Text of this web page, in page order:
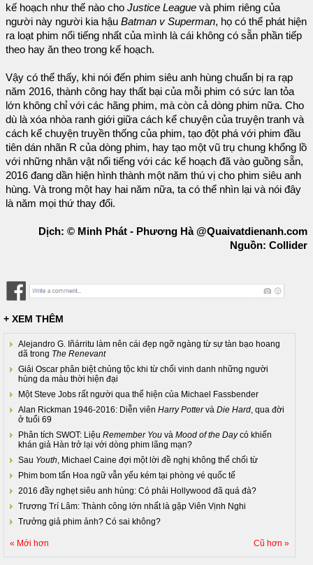
kế hoạch như thế nào cho Justice League và phim riêng của
người này người kia hậu Batman v Superman, họ có thể phát hiện
ra loạt phim nổi tiếng nhất của mình là cái không có sẵn phần tiếp
theo hay ăn theo trong kế hoạch.
Vậy có thể thấy, khi nói đến phim siêu anh hùng chuẩn bị ra rạp
năm 2016, thành công hay thất bại của mỗi phim có sức lan tỏa
lớn không chỉ với các hãng phim, mà còn cả dòng phim nữa. Cho
dù là xóa nhòa ranh giới giữa cách kể chuyện của truyện tranh và
cách kể chuyện truyền thống của phim, tạo đột phá với phim đầu
tiên dán nhãn R của dòng phim, hay tạo một vũ trụ chung khổng lồ
với những nhân vật nổi tiếng với các kế hoạch đã vào guồng sẵn,
2016 đang dần hiện hình thành một năm thú vị cho phim siêu anh
hùng. Và trong một hay hai năm nữa, ta có thể nhìn lại và nói đây
là năm mọi thứ thay đổi.
Dịch: © Minh Phát - Phương Hà @Quaivatdienanh.com
Nguồn: Collider
+ XEM THÊM
Alejandro G. Iñárritu làm nên cái đẹp ngỡ ngàng từ sự tàn bạo hoang
dã trong The Renevant
Giải Oscar phân biệt chủng tộc khi từ chối vinh danh những người
hùng da màu thời hiện đại
Một Steve Jobs rất người qua thể hiện của Michael Fassbender
Alan Rickman 1946-2016: Diễn viên Harry Pottervà Die Hard, qua đời
ở tuổi 69
Phân tích SWOT: Liệu Remember You và Mood of the Daycó khiến
khán giả Hàn trở lại với dòng phim lãng mạn?
Sau Youth, Michael Caine đợi một lời đề nghị không thể chối từ
Phim bom tấn Hoa ngữ vẫn yếu kém tại phòng vé quốc tế
2016 đầy nghẹt siêu anh hùng: Có phải Hollywood đã quá đà?
Trương Trí Lâm: Thành công lớn nhất là gặp Viên Vịnh Nghi
Trưởng giả phim ảnh? Có sai không?
« Mới hơn Cũ hơn »